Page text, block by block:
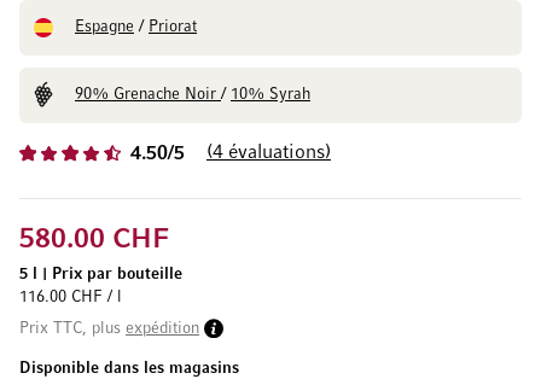
4.50/5 4 évaluations
Espagne / Priorat
90% Grenache Noir/ 10% Syrah
580.00 CHF
5 l
Prix par bouteille
116.00 CHF / l
Prix TTC, plus expédition
Disponible dans les magasins